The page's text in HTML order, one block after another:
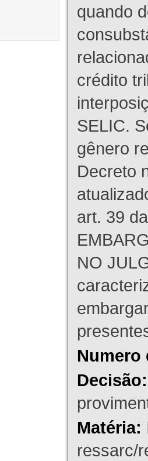
quando
crédito
SELIC.
gênero
Decreto
art. 39
NO
Numero
Decisão:
Matéria:
ressarc/